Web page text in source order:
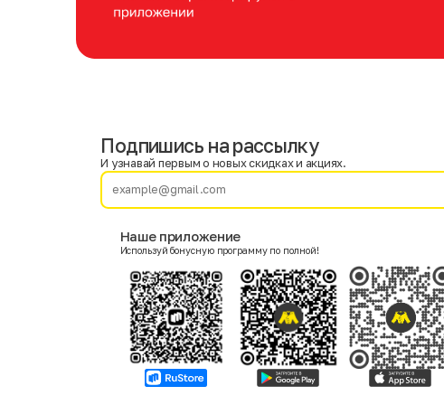
Фамилия
Женский
Согласие на получение чеков по электронной почте
Подпишись на рассылку
И узнавай первым о новых скидках и акциях.
Наше приложение
Используй бонусную программу по полной!